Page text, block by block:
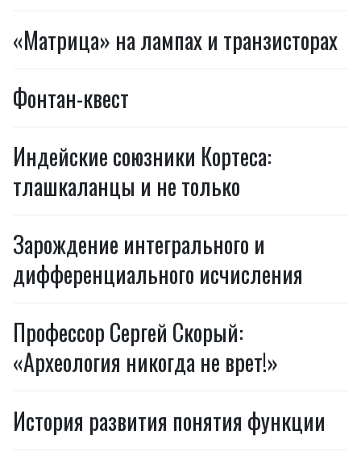
«Матрица» на лампах и транзисторах
Фонтан-квест
Индейские союзники Кортеса:
тлашкаланцы и не только
Зарождение интегрального и
дифференциального исчисления
Профессор Сергей Скорый:
«Археология никогда не врет!»
История развития понятия функции